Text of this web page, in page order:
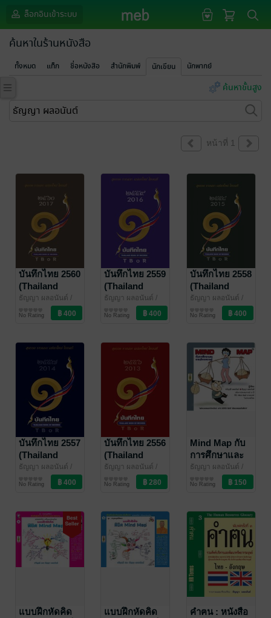
ล็อกอินเข้าระบบ
ค้นหาในร้านหนังสือ
ทั้งหมด แท็ก ชื่อหนังสือ สำนักพิมพ์ นักเขียน นักพากย์
ค้นหาขั้นสูง
หน้าที่ 1
บันทึกไทย 2560
(Thailand
Book of
Records 2017)
ธัญญา ผลอนันต์ /
ขวัญข้าว'94
สังคมและชุมชน
No Rating
บันทึกไทย 2559
(Thailand
Book of
Records 2016)
ธัญญา ผลอนันต์ /
ขวัญข้าว'94
สังคมและชุมชน
No Rating
บันทึกไทย 2558
(Thailand
Book of
Records 2015)
ธัญญา ผลอนันต์ /
ขวัญข้าว'94
สังคมและชุมชน
No Rating
บันทึกไทย 2557
(Thailand
Book of
Records 2014)
ธัญญา ผลอนันต์ /
ขวัญข้าว'94
ความรู้ทั่วไป
No Rating
บันทึกไทย 2556
(Thailand
Book of
Records 2013)
ธัญญา ผลอนันต์ /
ขวัญข้าว'94
ความรู้ทั่วไป
No Rating
Mind Map กับ
การศึกษาและ
การจัดการ
ธัญญา ผลอนันต์ /
ขวัญข้าว'94
ความรู้ทั่วไป
No Rating
แบบฝึกหัดคิด
แบบฝึกหัดคิด
คำฅน : หนังสือ